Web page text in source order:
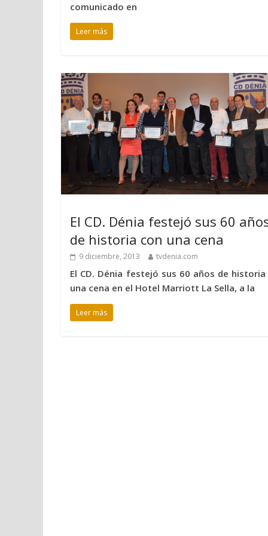
comunicado en
Leer más
El CD. Dénia festejó sus 60
de historia con una cena
9 diciembre, 2013 tvdenia.com
El CD. Dénia festejó sus 60 años de
una cena en el Hotel Marriott La Sella, a la
Leer más